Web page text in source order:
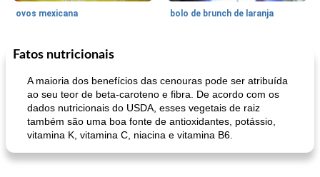
ovos mexicana bolo de brunch de laranja
Pães De Fermento
Fatos nutricionais
A maioria dos benefícios das cenouras pode ser atribuída
ao seu teor de beta-caroteno e fibra. De acordo com os
dados nutricionais do USDA, esses vegetais de raiz
também são uma boa fonte de antioxidantes, potássio,
vitamina K, vitamina C, niacina e vitamina B6.